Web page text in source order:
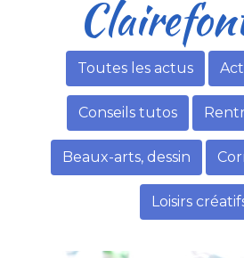
Toutes les actus
Conseils tutos
Beaux-arts, dessin
Loisirs